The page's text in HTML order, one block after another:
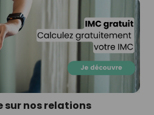
sur nos relations